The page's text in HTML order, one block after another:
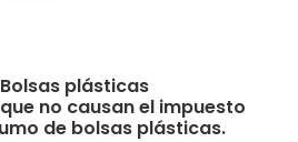
Bolsas plásticas
no causan el impuesto
de bolsas plásticas.